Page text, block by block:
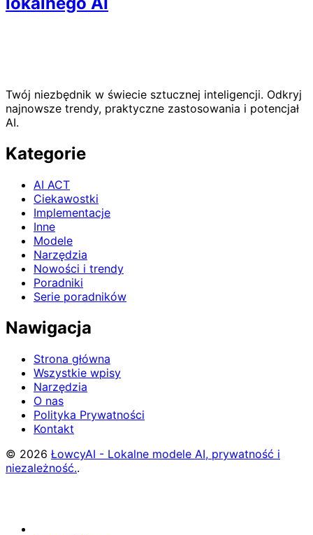
Twój niezbędnik w świecie sztucznej inteligencji. Odkryj
najnowsze trendy, praktyczne zastosowania i potencjał
AI.
Kategorie
AI ACT
Ciekawostki
Implementacje
Inne
Modele
Narzędzia
Nowości i trendy
Poradniki
Serie poradników
Nawigacja
Strona główna
Wszystkie wpisy
Narzędzia
O nas
Polityka Prywatności
Kontakt
© 2026 ŁowcyAI - Lokalne modele AI, prywatność i
niezależność..